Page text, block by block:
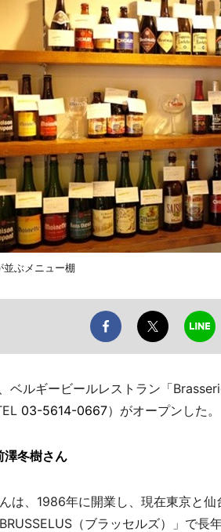
ぶメニュー棚
ベルギービールレストラン「
03-5614-0667）がオープンした。
澤冬樹さん
は、1986年に開業し、現在東京と
（ブラッセルズ）」で長